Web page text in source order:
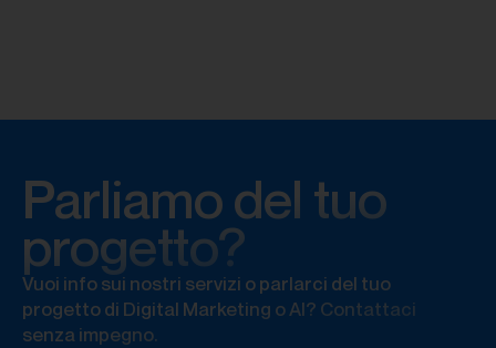
Parliamo del tuo
progetto?
Vuoi info sui nostri servizi o parlarci del tuo
progetto di Digital Marketing o AI? Contattaci
senza impegno.